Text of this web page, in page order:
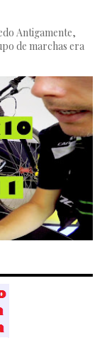
Antigamente,
de marchas era